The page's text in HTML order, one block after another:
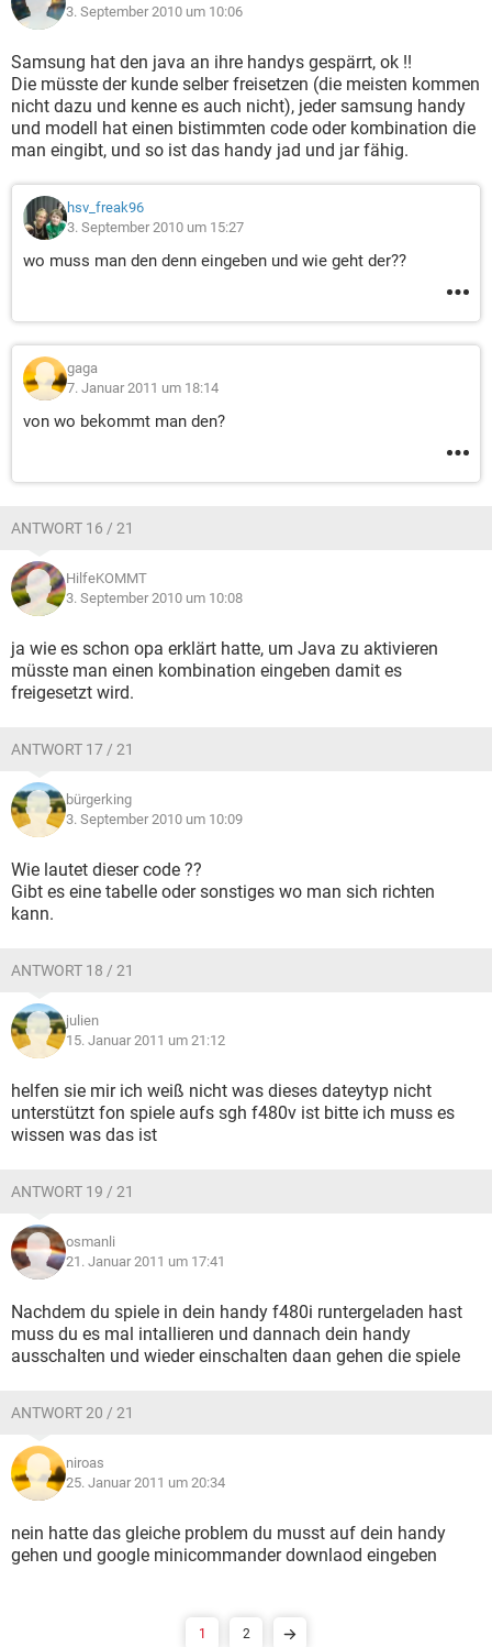
3. September 2010 um 10:06
Samsung hat den java an ihre handys gespärrt, ok !!
Die müsste der kunde selber freisetzen (die meisten kommen
nicht dazu und kenne es auch nicht), jeder samsung handy
und modell hat einen bistimmten code oder kombination die
man eingibt, und so ist das handy jad und jar fähig.
hsv_freak96
3. September 2010 um 15:27
wo muss man den denn eingeben und wie geht der??
gaga
7. Januar 2011 um 18:14
von wo bekommt man den?
ANTWORT 16 / 21
HilfeKOMMT
3. September 2010 um 10:08
ja wie es schon opa erklärt hatte, um Java zu aktivieren
müsste man einen kombination eingeben damit es
freigesetzt wird.
ANTWORT 17 / 21
bürgerking
3. September 2010 um 10:09
Wie lautet dieser code ??
Gibt es eine tabelle oder sonstiges wo man sich richten
kann.
ANTWORT 18 / 21
julien
15. Januar 2011 um 21:12
helfen sie mir ich weiß nicht was dieses dateytyp nicht
unterstützt fon spiele aufs sgh f480v ist bitte ich muss es
wissen was das ist
ANTWORT 19 / 21
osmanli
21. Januar 2011 um 17:41
Nachdem du spiele in dein handy f480i runtergeladen hast
muss du es mal intallieren und dannach dein handy
ausschalten und wieder einschalten daan gehen die spiele
ANTWORT 20 / 21
niroas
25. Januar 2011 um 20:34
nein hatte das gleiche problem du musst auf dein handy
gehen und google minicommander downlaod eingeben
1 2